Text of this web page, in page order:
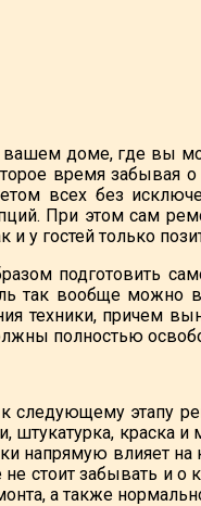
доме, где вы
время забывая
всех без
При этом сам
у гостей только
подготовить
так вообще можно
техники, причем
полностью
следующему этапу
штукатурка, краска
напрямую влияет
стоит забывать и
а также